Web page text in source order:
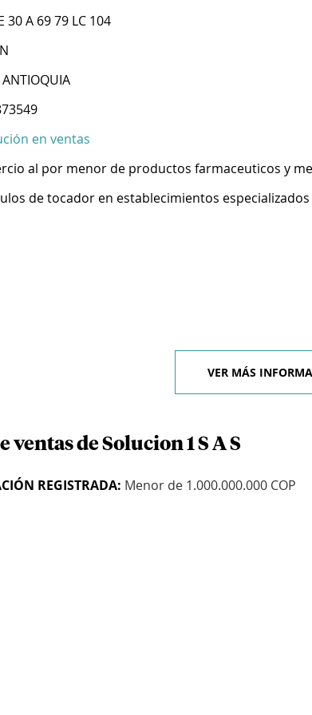
30 A 69 79 LC 104
ANTIOQUIA
en ventas
al por menor de productos farmaceuticos y
de tocador en establecimientos especializados
VER MÁS
ventas de Solucion 1 S A S
REGISTRADA: Menor de 1.000.000.000 COP